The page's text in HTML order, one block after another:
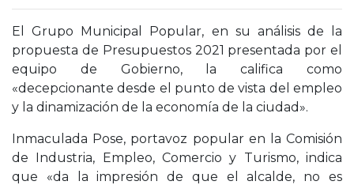
El Grupo Municipal Popular, en su análisis de la
propuesta de Presupuestos 2021 presentada por el
equipo de Gobierno, la califica como
«decepcionante desde el punto de vista del empleo
y la dinamización de la economía de la ciudad».
Inmaculada Pose, portavoz popular en la Comisión
de Industria, Empleo, Comercio y Turismo, indica
que «da la impresión de que el alcalde, no es